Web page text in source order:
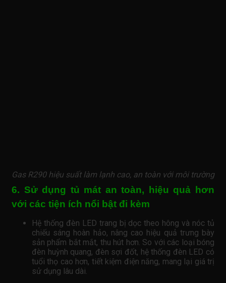
Gas R290 hiệu suất làm lạnh cao, an toàn với môi trường
6. Sử dụng tủ mát an toàn, hiệu quả hơn
với các tiện ích nổi bật đi kèm
Hệ thống đèn LED trang bị dọc theo hông và nóc tủ
chiếu sáng hoàn hảo, nâng cao hiệu quả trưng bày
sản phẩm bắt mắt, thu hút hơn. So với các loại bóng
đèn huỳnh quang, đèn sợi đốt, hệ thống đèn LED có
tuổi thọ cao hơn, tiết kiệm điện năng, mang lại giá trị
sử dụng lâu dài.